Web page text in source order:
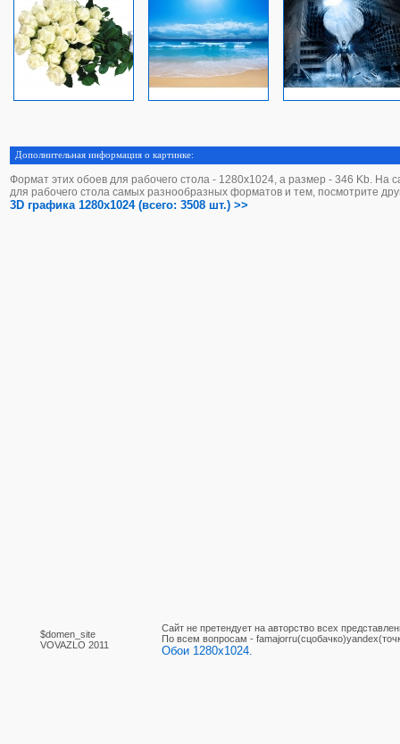
Дополнительная информация о картинке:
Формат этих обоев для рабочего стола - 1280х1024, а размер - 346 Kb. На
для рабочего стола самых разнообразных форматов и тем, посмотрите
3D графика 1280x1024 (всего: 3508 шт.) >>
$domen_site
VOVAZLO 2011
Сайт не претендует на авторство всех
По вcем вопросам -
Обои 1280x1024.